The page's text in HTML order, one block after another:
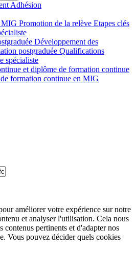
Adhésion
MIG Promotion de la relève Etapes clés
Développement des
postgraduée Qualifications
spécialiste
et diplôme de formation continue
formation continue en MIG
améliorer votre expérience sur notre
et analyser l'utilisation. Cela nous
contenus pertinents et d'adapter nos
Vous pouvez décider quels cookies